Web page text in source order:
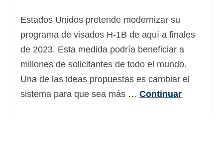
עברית(Hebreo)
Húngaro
Italiano
日本語(Japonés)
Estados Unidos pretende modernizar su
programa de visados H-1B de aquí a finales
de 2023. Esta medida podría beneficiar a
millones de solicitantes de todo el mundo.
Una de las ideas propuestas es cambiar el
sistema para que sea más … Continuar